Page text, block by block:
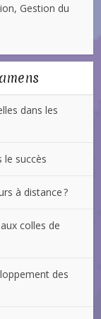
Gestion du
dans les
le succès
à distance ?
colles de
des